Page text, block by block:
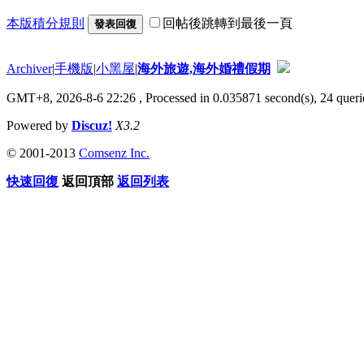
本版積分規則 發表回復 回帖後跳轉到最後一頁
Archiver|手機版|小黑屋|海外旅遊,海外婚禮假期
GMT+8, 2026-8-6 22:26 , Processed in 0.035871 second(s), 24
Powered by Discuz! X3.2
© 2001-2013 Comsenz Inc.
快速回復 返回頂部 返回列表